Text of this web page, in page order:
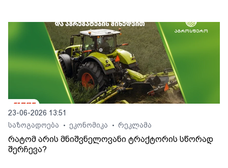
23-06-2026 13:51
საზოგადოება
• ეკონომიკა • რეკლამა
რატომ არის მნიშვნელოვანი ტრაქტორის სწორად
შერჩევა?